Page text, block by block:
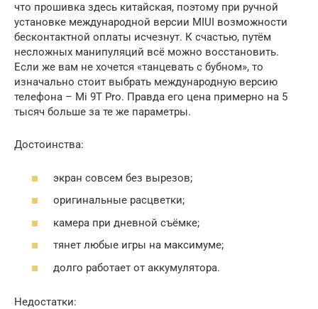
что прошивка здесь китайская, поэтому при ручной
установке международной версии MIUI возможности
бесконтактной оплаты исчезнут. К счастью, путём
несложных манипуляций всё можно восстановить.
Если же вам не хочется «танцевать с бубном», то
изначально стоит выбрать международную версию
телефона – Mi 9T Pro. Правда его цена примерно на 5
тысяч больше за те же параметры.
Достоинства:
экран совсем без вырезов;
оригинальные расцветки;
камера при дневной съёмке;
тянет любые игры на максимуме;
долго работает от аккумулятора.
Недостатки: